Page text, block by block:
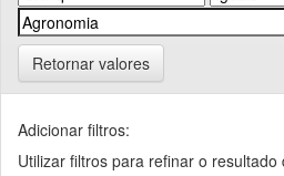
Retornar valores
Adicionar filtros:
Utilizar filtros para refinar o resultado